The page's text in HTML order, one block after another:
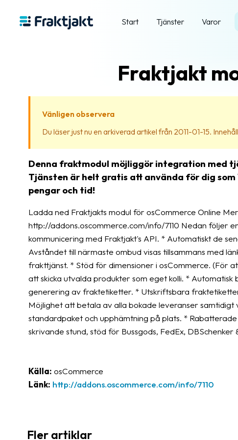
Start Tjänster Varor
Fraktjakt
Vänligen observera
Du läser just nu en arkiverad artikel från 2011-01-15.
Denna fraktmodul möjliggör integration med
Tjänsten är helt gratis att använda för dig
pengar och tid!
Ladda ned Fraktjakts modul för osCommerce Online
http://addons.oscommerce.com/info/7110 Nedan följer
kommunicering med Fraktjakt's API. * Automatiskt de
Avståndet till närmaste ombud visas tillsammans med
frakttjänst. * Stöd för dimensioner i osCommerce. (För
att skicka utvalda produkter som eget kolli. *
generering av fraktetiketter. * Utskriftsbara
Möjlighet att betala av alla bokade leveranser
standardpaket och upphämtning på plats. *
skrivande stund, stöd för Bussgods, FedEx, DBSchenker
Källa: osCommerce
Länk: http://addons.oscommerce.com/info/7110
Fler artiklar